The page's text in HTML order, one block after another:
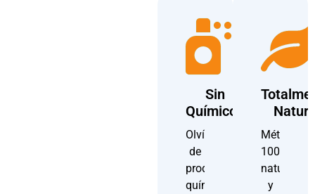
Sin
Químicos
Olvídate
de
productos
químicos.
Método
100%
natural
y